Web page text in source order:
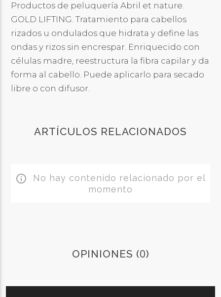
Productos de peluquería Abril et nature.
GOLD LIFTING. Tratamiento para cabellos
rizados u ondulados que hidrata y define las
ondas y rizos sin encrespar. Enriquecido con
células madre, reestructura la fibra capilar y da
forma al cabello. Puede aplicarlo para secado
libre o con difusor.
ARTÍCULOS RELACIONADOS
info_outline No hay contenido relacionado por el
momento
OPINIONES (0)